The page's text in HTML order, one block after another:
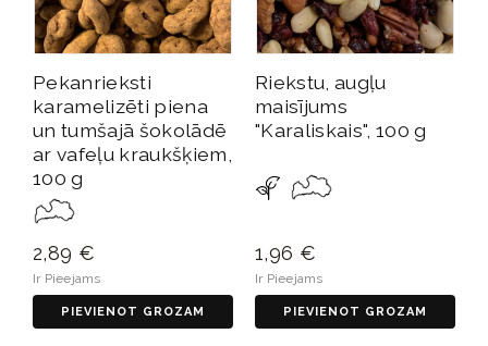
Pekanrieksti
karamelizēti piena
un tumšajā šokolādē
ar vafeļu kraukšķiem,
100 g
2,89 €
Ir Pieejams
PIEVIENOT GROZAM
Riekstu, augļu
maisījums
"Karaliskais", 100 g
1,96 €
Ir Pieejams
PIEVIENOT GROZAM